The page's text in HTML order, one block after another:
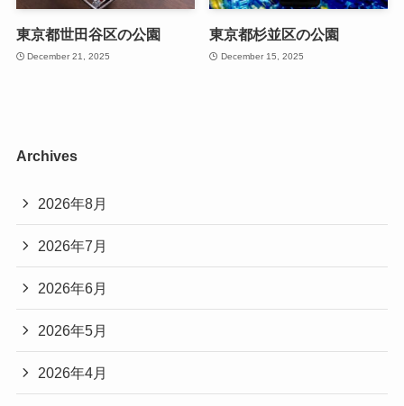
東京都世田谷区の公園
December 21, 2025
東京都杉並区の公園
December 15, 2025
Archives
2026年8月
2026年7月
2026年6月
2026年5月
2026年4月